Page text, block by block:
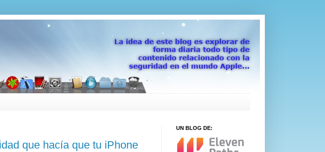
que hacía que tu iPhone
UN BLOG DE: